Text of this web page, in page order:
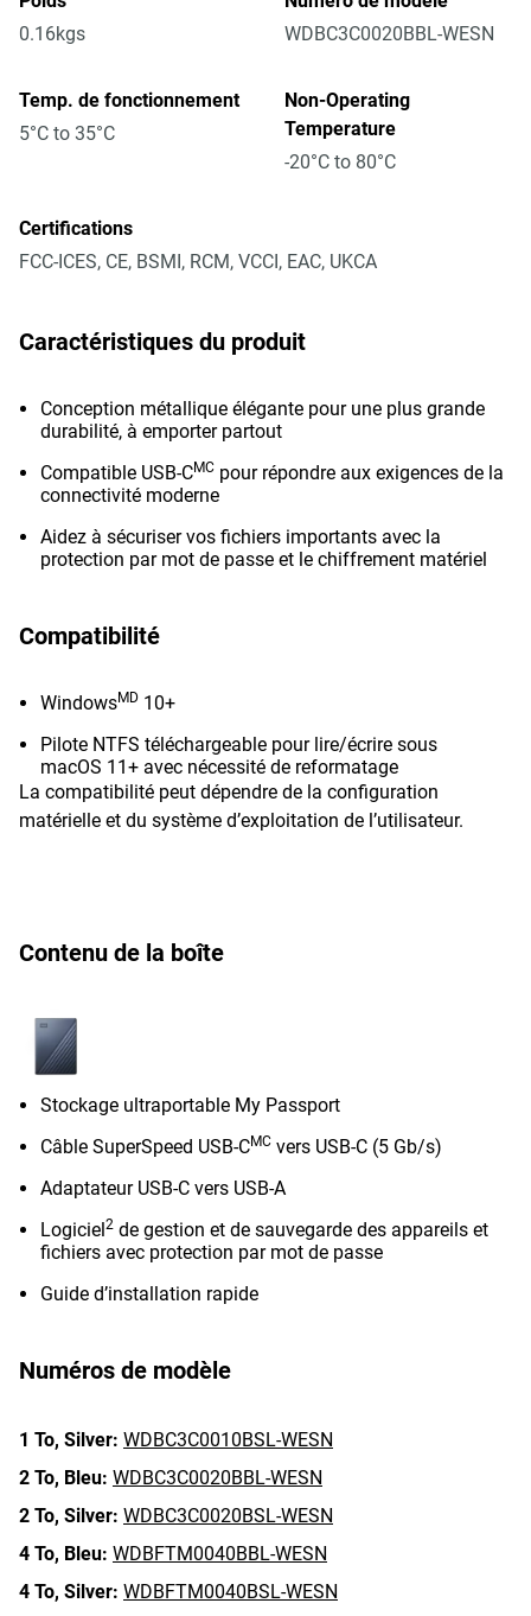
0.16kgs
WDBC3C0020BBL-WESN
Temp. de fonctionnement
5°C to 35°C
Non-Operating
Temperature
-20°C to 80°C
Certifications
FCC-ICES, CE, BSMI, RCM, VCCI, EAC, UKCA
Caractéristiques du produit
Conception métallique élégante pour une plus grande
durabilité, à emporter partout
Compatible USB-CMC pour répondre aux exigences de la
connectivité moderne
Aidez à sécuriser vos fichiers importants avec la
protection par mot de passe et le chiffrement matériel
Compatibilité
WindowsMD 10+
Pilote NTFS téléchargeable pour lire/écrire sous
macOS 11+ avec nécessité de reformatage
La compatibilité peut dépendre de la configuration
matérielle et du système d’exploitation de l’utilisateur.
Contenu de la boîte
Stockage ultraportable My Passport
Câble SuperSpeed USB-CMC vers USB-C (5 Gb/s)
Adaptateur USB-C vers USB-A
Logiciel2 de gestion et de sauvegarde des appareils et
fichiers avec protection par mot de passe
Guide d’installation rapide
Numéros de modèle
1 To, Silver: WDBC3C0010BSL-WESN
2 To, Bleu: WDBC3C0020BBL-WESN
2 To, Silver: WDBC3C0020BSL-WESN
4 To, Bleu: WDBFTM0040BBL-WESN
4 To, Silver: WDBFTM0040BSL-WESN